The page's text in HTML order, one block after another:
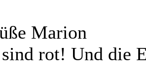
Marion
rot! Und die